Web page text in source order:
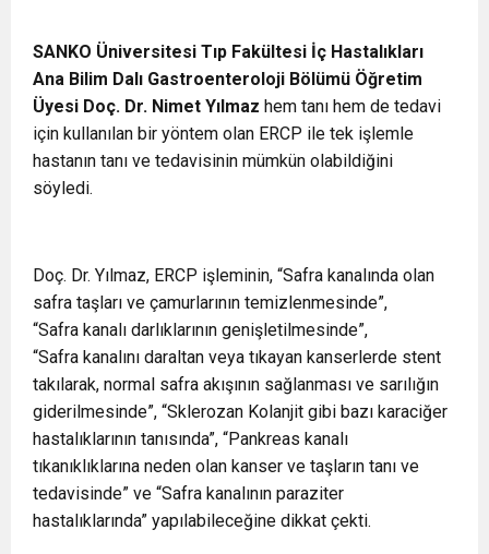
SANKO Üniversitesi Tıp Fakültesi İç Hastalıkları
Ana Bilim Dalı Gastroenteroloji Bölümü Öğretim
Üyesi Doç. Dr. Nimet Yılmaz hem tanı hem de tedavi
için kullanılan bir yöntem olan ERCP ile tek işlemle
hastanın tanı ve tedavisinin mümkün olabildiğini
söyledi.
Doç. Dr. Yılmaz, ERCP işleminin, “Safra kanalında olan
safra taşları ve çamurlarının temizlenmesinde”,
“Safra kanalı darlıklarının genişletilmesinde”,
“Safra kanalını daraltan veya tıkayan kanserlerde stent
takılarak, normal safra akışının sağlanması ve sarılığın
giderilmesinde”, “Sklerozan Kolanjit gibi bazı karaciğer
hastalıklarının tanısında”, “Pankreas kanalı
tıkanıklıklarına neden olan kanser ve taşların tanı ve
tedavisinde” ve “Safra kanalının paraziter
hastalıklarında” yapılabileceğine dikkat çekti.